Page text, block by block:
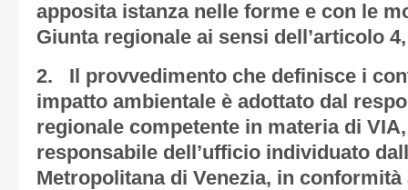
apposita istanza nelle forme e con le
Giunta regionale ai sensi dell’articolo
2. Il provvedimento che definisce i
impatto ambientale è adottato dal
regionale competente in materia di
responsabile dell’ufficio individuato
Metropolitana di Venezia, in